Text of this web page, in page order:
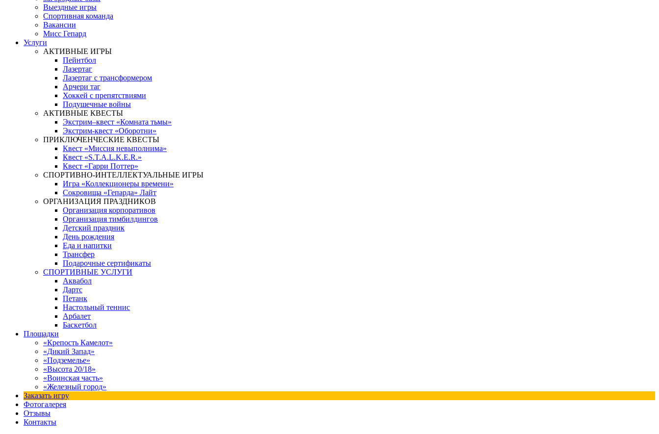
Выездные игры
Спортивная команда
Вакансии
Мисс Гепард
Услуги
АКТИВНЫЕ ИГРЫ
Пейнтбол
Лазертаг
Лазертаг с трансформером
Арчери таг
Хоккей с препятствиями
Подушечные войны
АКТИВНЫЕ КВЕСТЫ
Экстрим–квест «Комната тьмы»
Экстрим-квест «Оборотни»
ПРИКЛЮЧЕНЧЕСКИЕ КВЕСТЫ
Квест «Миссия невыполнима»
Квест «S.T.A.L.K.E.R.»
Квест «Гарри Поттер»
СПОРТИВНО-ИНТЕЛЛЕКТУАЛЬНЫЕ ИГРЫ
Игра «Коллекционеры времени»
Сокровища «Гепарда» Лайт
ОРГАНИЗАЦИЯ ПРАЗДНИКОВ
Организация корпоративов
Организация тимбилдингов
Детский праздник
День рождения
Еда и напитки
Трансфер
Подарочные сертификаты
СПОРТИВНЫЕ УСЛУГИ
Аквабол
Дартс
Петанк
Настольный теннис
Арбалет
Баскетбол
Площадки
«Крепость Камелот»
«Дикий Запад»
«Подземелье»
«Высота 20/18»
«Воинская часть»
«Железный город»
Заказать игру
Фотогалерея
Отзывы
Контакты